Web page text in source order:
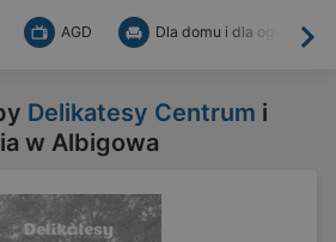
AGD Dla domu i dla ogrodu
Delikatesy Centrum i
w Albigowa